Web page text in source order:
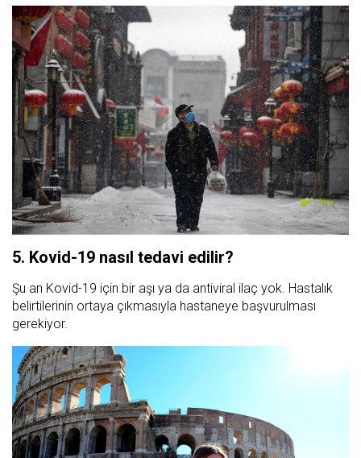
5. Kovid-19 nasıl tedavi edilir?
Şu an Kovid-19 için bir aşı ya da antiviral ilaç yok. Hastalık
belirtilerinin ortaya çıkmasıyla hastaneye başvurulması
gerekiyor.